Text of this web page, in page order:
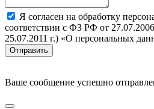
Я согласен на обработку
соответствии с ФЗ РФ от
25.07.2011 г.) «О персональных
Отправить
Ваше сообщение успешно